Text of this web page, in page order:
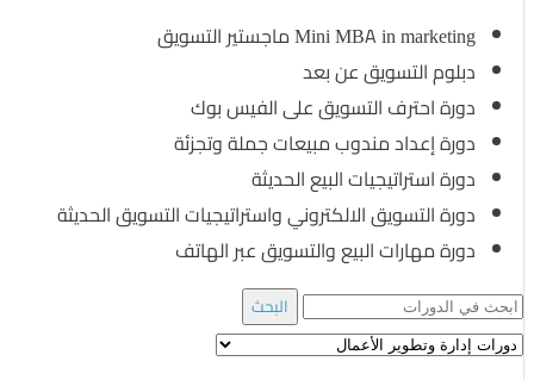
Mini MBA in marketing ماجستير التسويق
دبلوم التسويق عن بعد
دورة احترف التسويق على الفيس بوك
دورة إعداد مندوب مبيعات جملة وتجزئة
دورة استراتيجيات البيع الحديثة
دورة التسويق الالكتروني واستراتيجيات التسويق الحديثة
دورة مهارات البيع والتسويق عبر الهاتف
Search
for: